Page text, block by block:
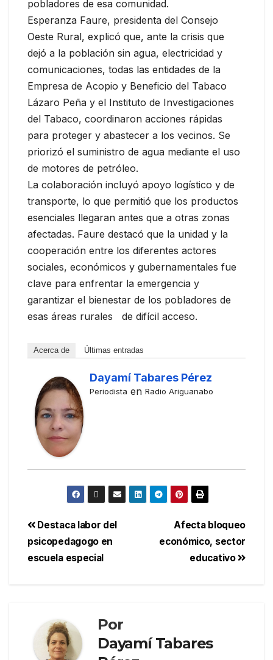
pobladores de esa comunidad.
Esperanza Faure, presidenta del Consejo
Oeste Rural, explicó que, ante la crisis que
dejó a la población sin agua, electricidad y
comunicaciones, todas las entidades de la
Empresa de Acopio y Beneficio del Tabaco
Lázaro Peña y el Instituto de Investigaciones
del Tabaco, coordinaron acciones rápidas
para proteger y abastecer a los vecinos. Se
priorizó el suministro de agua mediante el uso
de motores de petróleo.
La colaboración incluyó apoyo logístico y de
transporte, lo que permitió que los productos
esenciales llegaran antes que a otras zonas
afectadas. Faure destacó que la unidad y la
cooperación entre los diferentes actores
sociales, económicos y gubernamentales fue
clave para enfrentar la emergencia y
garantizar el bienestar de los pobladores de
esas áreas rurales de difícil acceso.
Acerca de Últimas entradas
Dayamí Tabares Pérez
Periodista en Radio Ariguanabo
Afecta bloqueo
económico, sector
educativo
Destaca labor del
psicopedagogo en
escuela especial
Por
Dayamí Tabares